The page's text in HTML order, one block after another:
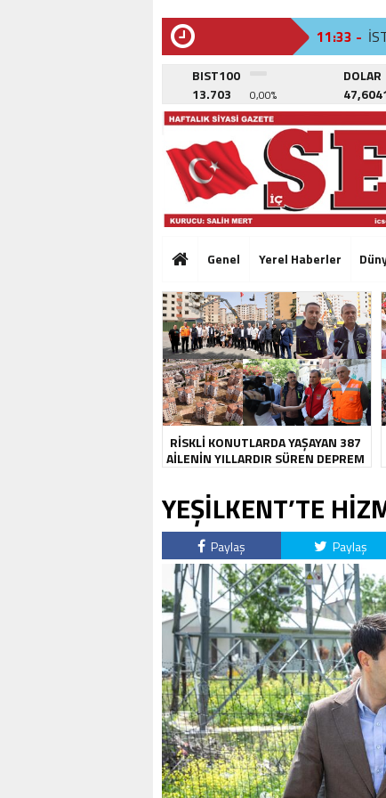
11:33 -
11:23 -
15:11 -
11:33 -
11:23 -
15:11 -
BIST100
13.703
0,00%
DOLAR
Genel Yerel Haberler
RİSKLİ KONUTLARDA YAŞAYAN 387
AİLENİN YILLARDIR SÜREN DEPREM
YEŞİLKENT’TE
Paylaş Paylaş